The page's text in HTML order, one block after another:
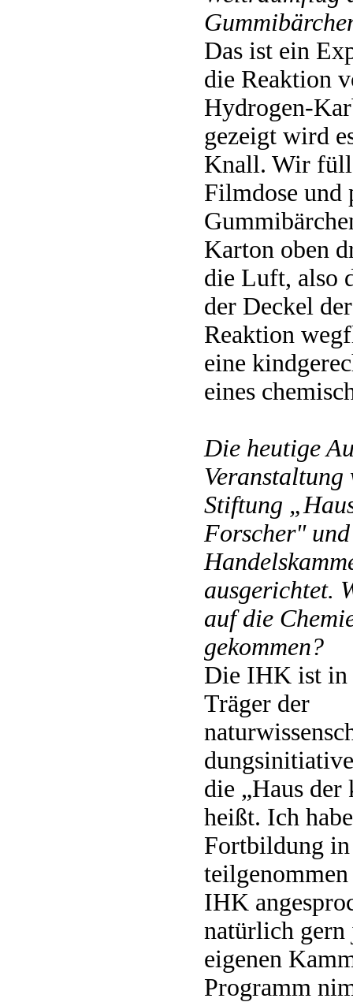
Das ist ein
die Reaktion
Hydrogen-
gezeigt wird
Knall. Wir
Filmdose und
Karton oben
die Luft, also
der Deckel
Reaktion
eine
eines
Die heutige
Stiftung
Forscher"
ausgerichtet.
auf die
gekommen?
Die IHK ist in
Träger der
die „Haus
heißt. Ich
Fortbildung
IHK
natürlich gern
eigenen
Programm